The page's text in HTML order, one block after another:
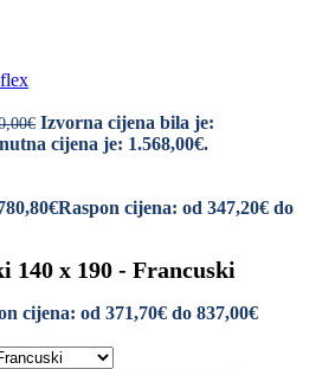
€ Izvorna cijena bila je:
cijena je: 1.568,00€.
€Raspon cijena: od 347,20€ do
140 x 190 - Francuski
cijena: od 371,70€ do 837,00€